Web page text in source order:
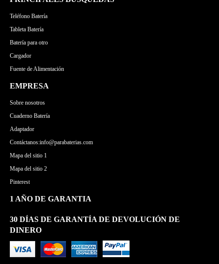
Teléfono Batería
Tableta Batería
Batería para otro
Cargador
Fuente de Alimentación
EMPRESA
Sobre nosotros
Cuaderno Batería
Adaptador
Contáctanos:info@parabaterias.com
Mapa del sitio 1
Mapa del sitio 2
Pinterest
1 AÑO DE GARANTIA
30 DÍAS DE GARANTÍA DE DEVOLUCIÓN DE
DINERO